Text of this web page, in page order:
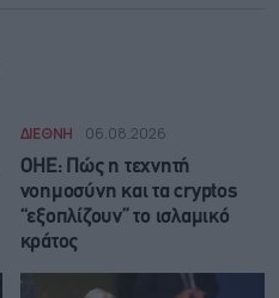
ΔΙΕΘΝΗ 06.08.2026
ΟΗΕ: Πώς η τεχνητή
νοημοσύνη και τα cryptos
“εξοπλίζουν” το ισλαμικό
κράτος